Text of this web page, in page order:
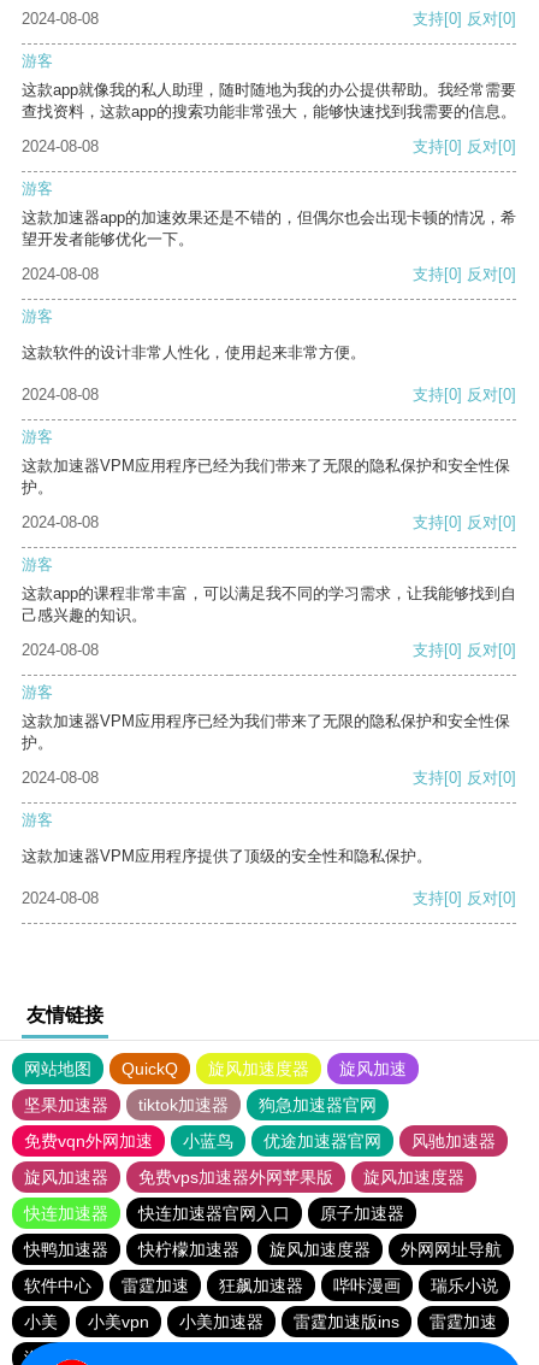
2024-08-08 支持[0] 反对[0]
游客
这款app就像我的私人助理，随时随地为我的办公提供帮助。我经常需要
查找资料，这款app的搜索功能非常强大，能够快速找到我需要的信息。
2024-08-08
支持[0] 反对[0]
游客
这款加速器app的加速效果还是不错的，但偶尔也会出现卡顿的情况，希
望开发者能够优化一下。
2024-08-08
支持[0] 反对[0]
游客
这款软件的设计非常人性化，使用起来非常方便。
2024-08-08 支持[0] 反对[0]
游客
这款加速器VPM应用程序已经为我们带来了无限的隐私保护和安全性保
护。
2024-08-08
支持[0] 反对[0]
游客
这款app的课程非常丰富，可以满足我不同的学习需求，让我能够找到自
己感兴趣的知识。
2024-08-08
支持[0] 反对[0]
游客
这款加速器VPM应用程序已经为我们带来了无限的隐私保护和安全性保
护。
2024-08-08
支持[0] 反对[0]
游客
这款加速器VPM应用程序提供了顶级的安全性和隐私保护。
2024-08-08 支持[0] 反对[0]
友情链接
网站地图 QuickQ 旋风加速度器
旋风加速
坚果加速器
tiktok加速器
狗急加速器官网
免费vqn外网加速
小蓝鸟 优途加速器官网
风驰加速器
旋风加速器
免费vps加速器外网苹果版
旋风加速度器
快连加速器
快连加速器官网入口
原子加速器
快鸭加速器
快柠檬加速器 旋风加速度器
外网网址导航
软件中心
雷霆加速 狂飙加速器 哔咔漫画
瑞乐小说
小美
小美vpn 小美加速器 雷霆加速版ins
雷霆加速
海鸥加速度